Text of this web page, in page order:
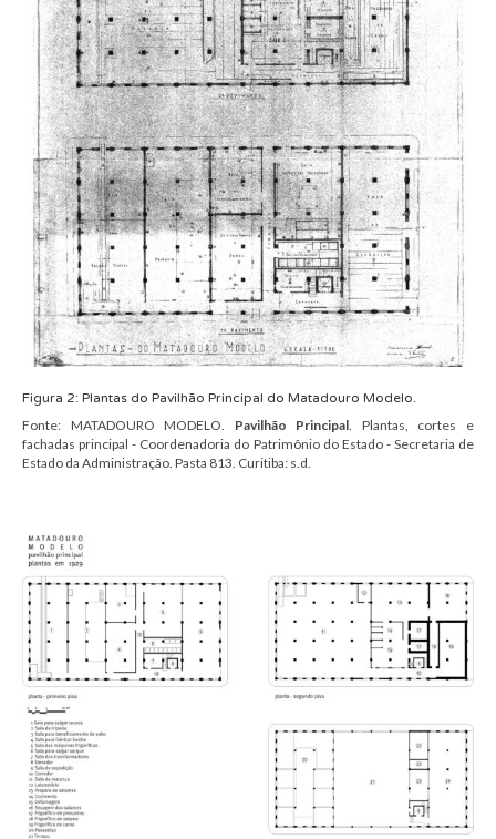
Figura 2: Plantas do Pavilhão Principal do Matadouro Modelo.
Fonte: MATADOURO MODELO. Pavilhão Principal. Plantas, cortes e
fachadas principal - Coordenadoria do Patrimônio do Estado - Secretaria de
Estado da Administração. Pasta 813. Curitiba: s.d.